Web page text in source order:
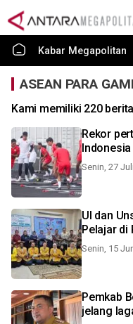
Kabar Megapolitan
ASEAN PARA
Kami memiliki 220
Rekor
Senin, 27
UI dan
Pelajar di
Senin, 15
Pemkab
jelang